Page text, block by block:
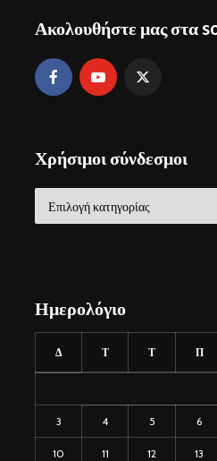
Ακολουθήστε μας στα
Χρήσιμοι σύνδεσμοι
σύνδεσμοι
Ημερολόγιο
Δ Τ Τ Π
3 4 5 6
10 11 12 13